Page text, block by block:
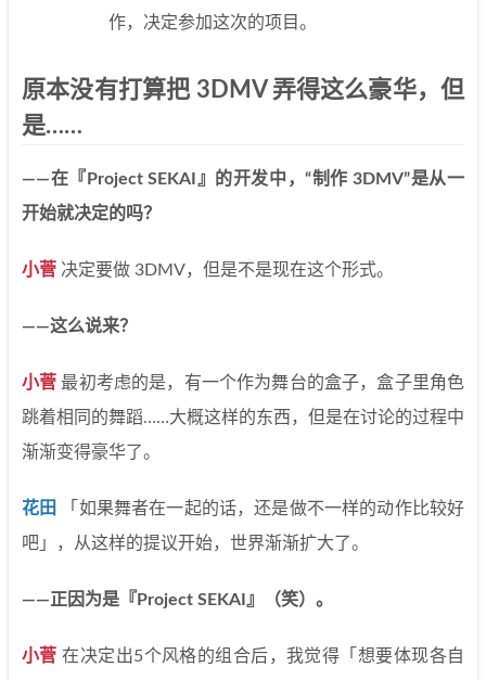
作，决定参加这次的项目。
原本没有打算把 3DMV 弄得这么豪华，但
是……
——在『Project SEKAI』的开发中，“制作 3DMV”是从一
开始就决定的吗？
小菅 决定要做 3DMV，但是不是现在这个形式。
——这么说来？
小菅 最初考虑的是，有一个作为舞台的盒子，盒子里角色
跳着相同的舞蹈……大概这样的东西，但是在讨论的过程中
渐渐变得豪华了。
花田
「如果舞者在一起的话，还是做不一样的动作比较好
吧」，从这样的提议开始，世界渐渐扩大了。
——正因为是『Project SEKAI』（笑）。
小菅 在决定出5个风格的组合后，我觉得「想要体现各自